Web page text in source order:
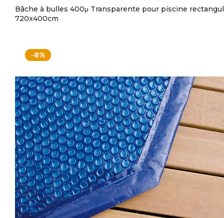
Bâche à bulles 400μ Transparente pour piscine
720x400cm
-8%